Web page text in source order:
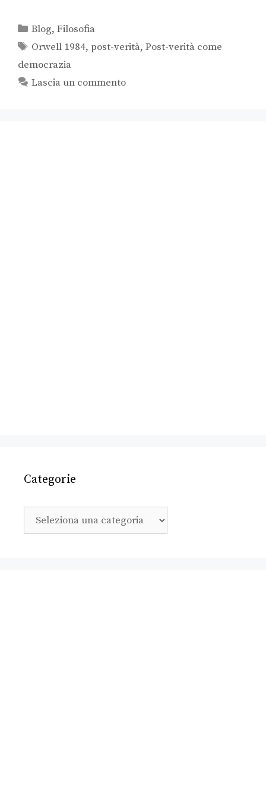
Blog,Filosofia
Orwell 1984,post-verità,Post-verità come
democrazia
Lascia un commento
Categorie